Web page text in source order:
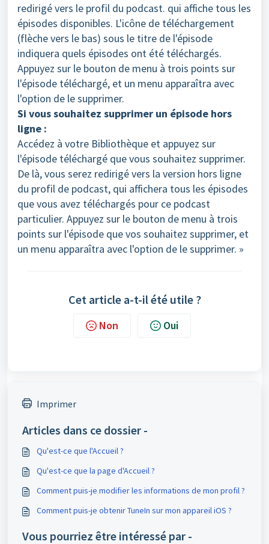
redirigé vers le profil du podcast. qui affiche tous les
épisodes disponibles. L'icône de téléchargement
(flèche vers le bas) sous le titre de l'épisode
indiquera quels épisodes ont été téléchargés.
Appuyez sur le bouton de menu à trois points sur
l'épisode téléchargé, et un menu apparaîtra avec
l'option de le supprimer.
Si vous souhaitez supprimer un épisode hors
ligne :
Accédez à votre Bibliothèque et appuyez sur
l'épisode téléchargé que vous souhaitez supprimer.
De là, vous serez redirigé vers la version hors ligne
du profil de podcast, qui affichera tous les épisodes
que vous avez téléchargés pour ce podcast
particulier. Appuyez sur le bouton de menu à trois
points sur l'épisode que vos souhaitez supprimer, et
un menu apparaîtra avec l'option de le supprimer. »
Cet article a-t-il été utile ?
Non Oui
Imprimer
Articles dans ce dossier -
Qu'est-ce que l'Accueil ?
Qu'est-ce que la page d'Accueil ?
Comment puis-je modifier les informations de mon profil ?
Comment puis-je obtenir TuneIn sur mon appareil iOS ?
Vous pourriez être intéressé par -